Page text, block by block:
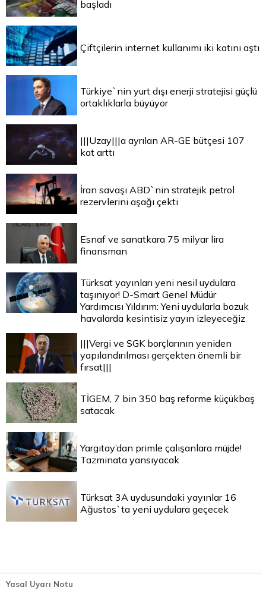
başladı
Çiftçilerin internet kullanımı iki katını aştı
Türkiye`nin yurt dışı enerji stratejisi güçlü
ortaklıklarla büyüyor
|||Uzay|||a ayrılan AR-GE bütçesi 107
kat arttı
İran savaşı ABD`nin stratejik petrol
rezervlerini aşağı çekti
Esnaf ve sanatkara 75 milyar lira
finansman
Türksat yayınları yeni nesil uydulara
taşınıyor! D-Smart Genel Müdür
Yardımcısı Yıldırım: Yeni uydularla bozuk
havalarda kesintisiz yayın izleyeceğiz
|||Vergi ve SGK borçlarının yeniden
yapılandırılması gerçekten önemli bir
fırsat|||
TİGEM, 7 bin 350 baş reforme küçükbaş
satacak
Yargıtay’dan primle çalışanlara müjde!
Tazminata yansıyacak
Türksat 3A uydusundaki yayınlar 16
Ağustos`ta yeni uydulara geçecek
Yasal Uyarı Notu